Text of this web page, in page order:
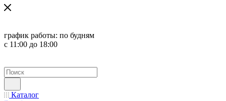
график работы: по будням
с 11:00 до 18:00
Каталог